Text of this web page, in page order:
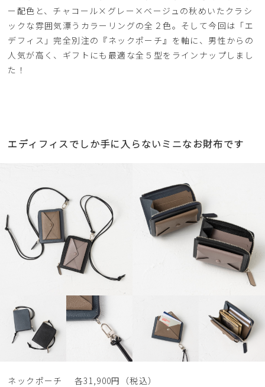
ー配色と、チャコール×グレー×ベージュの秋めいたクラシ
ックな雰囲気漂うカラーリングの全２色。そして今回は「エ
デフィス」完全別注の『ネックポーチ』を軸に、男性からの
人気が高く、ギフトにも最適な全５型をラインナップしまし
た！
エディフィスでしか手に入らないミニなお財布です
ネックポーチ 各31,900円（税込）